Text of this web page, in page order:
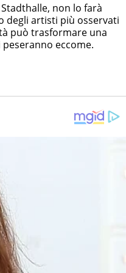
non lo farà
degli artisti più osservati
può trasformare una
eccome.